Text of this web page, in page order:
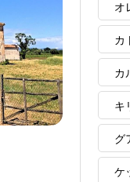
オ
カ
カ
キ
グ
ケ